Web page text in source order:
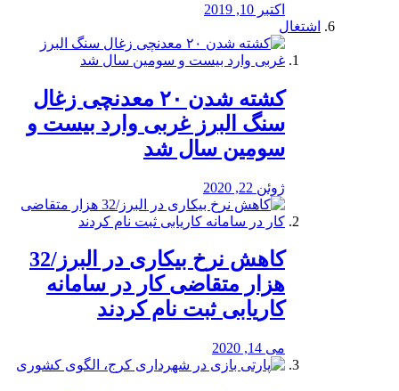
اکتبر 10, 2019
اشتغال
کشته شدن ۲۰ معدنچی زغال
سنگ البرز غربی وارد بیست و
سومین سال شد
ژوئن 22, 2020
کاهش نرخ بیکاری در البرز/32
هزار متقاضی کار در سامانه
کاریابی ثبت نام کردند
می 14, 2020